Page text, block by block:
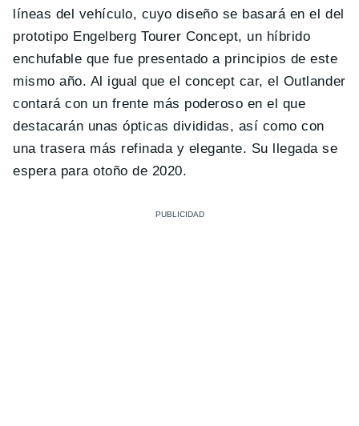
líneas del vehículo, cuyo diseño se basará en el del
prototipo Engelberg Tourer Concept, un híbrido
enchufable que fue presentado a principios de este
mismo año. Al igual que el concept car, el Outlander
contará con un frente más poderoso en el que
destacarán unas ópticas divididas, así como con
una trasera más refinada y elegante. Su llegada se
espera para otoño de 2020.